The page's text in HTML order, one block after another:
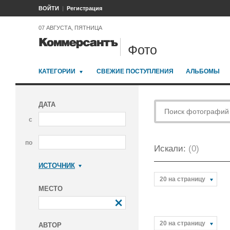
ВОЙТИ Регистрация
07 АВГУСТА, ПЯТНИЦА
Фото
КАТЕГОРИИ СВЕЖИЕ ПОСТУПЛЕНИЯ АЛЬБОМЫ
ДАТА
с
по
ИСТОЧНИК
МЕСТО
АВТОР
Искали: (0)
20 на страницу
20 на страницу